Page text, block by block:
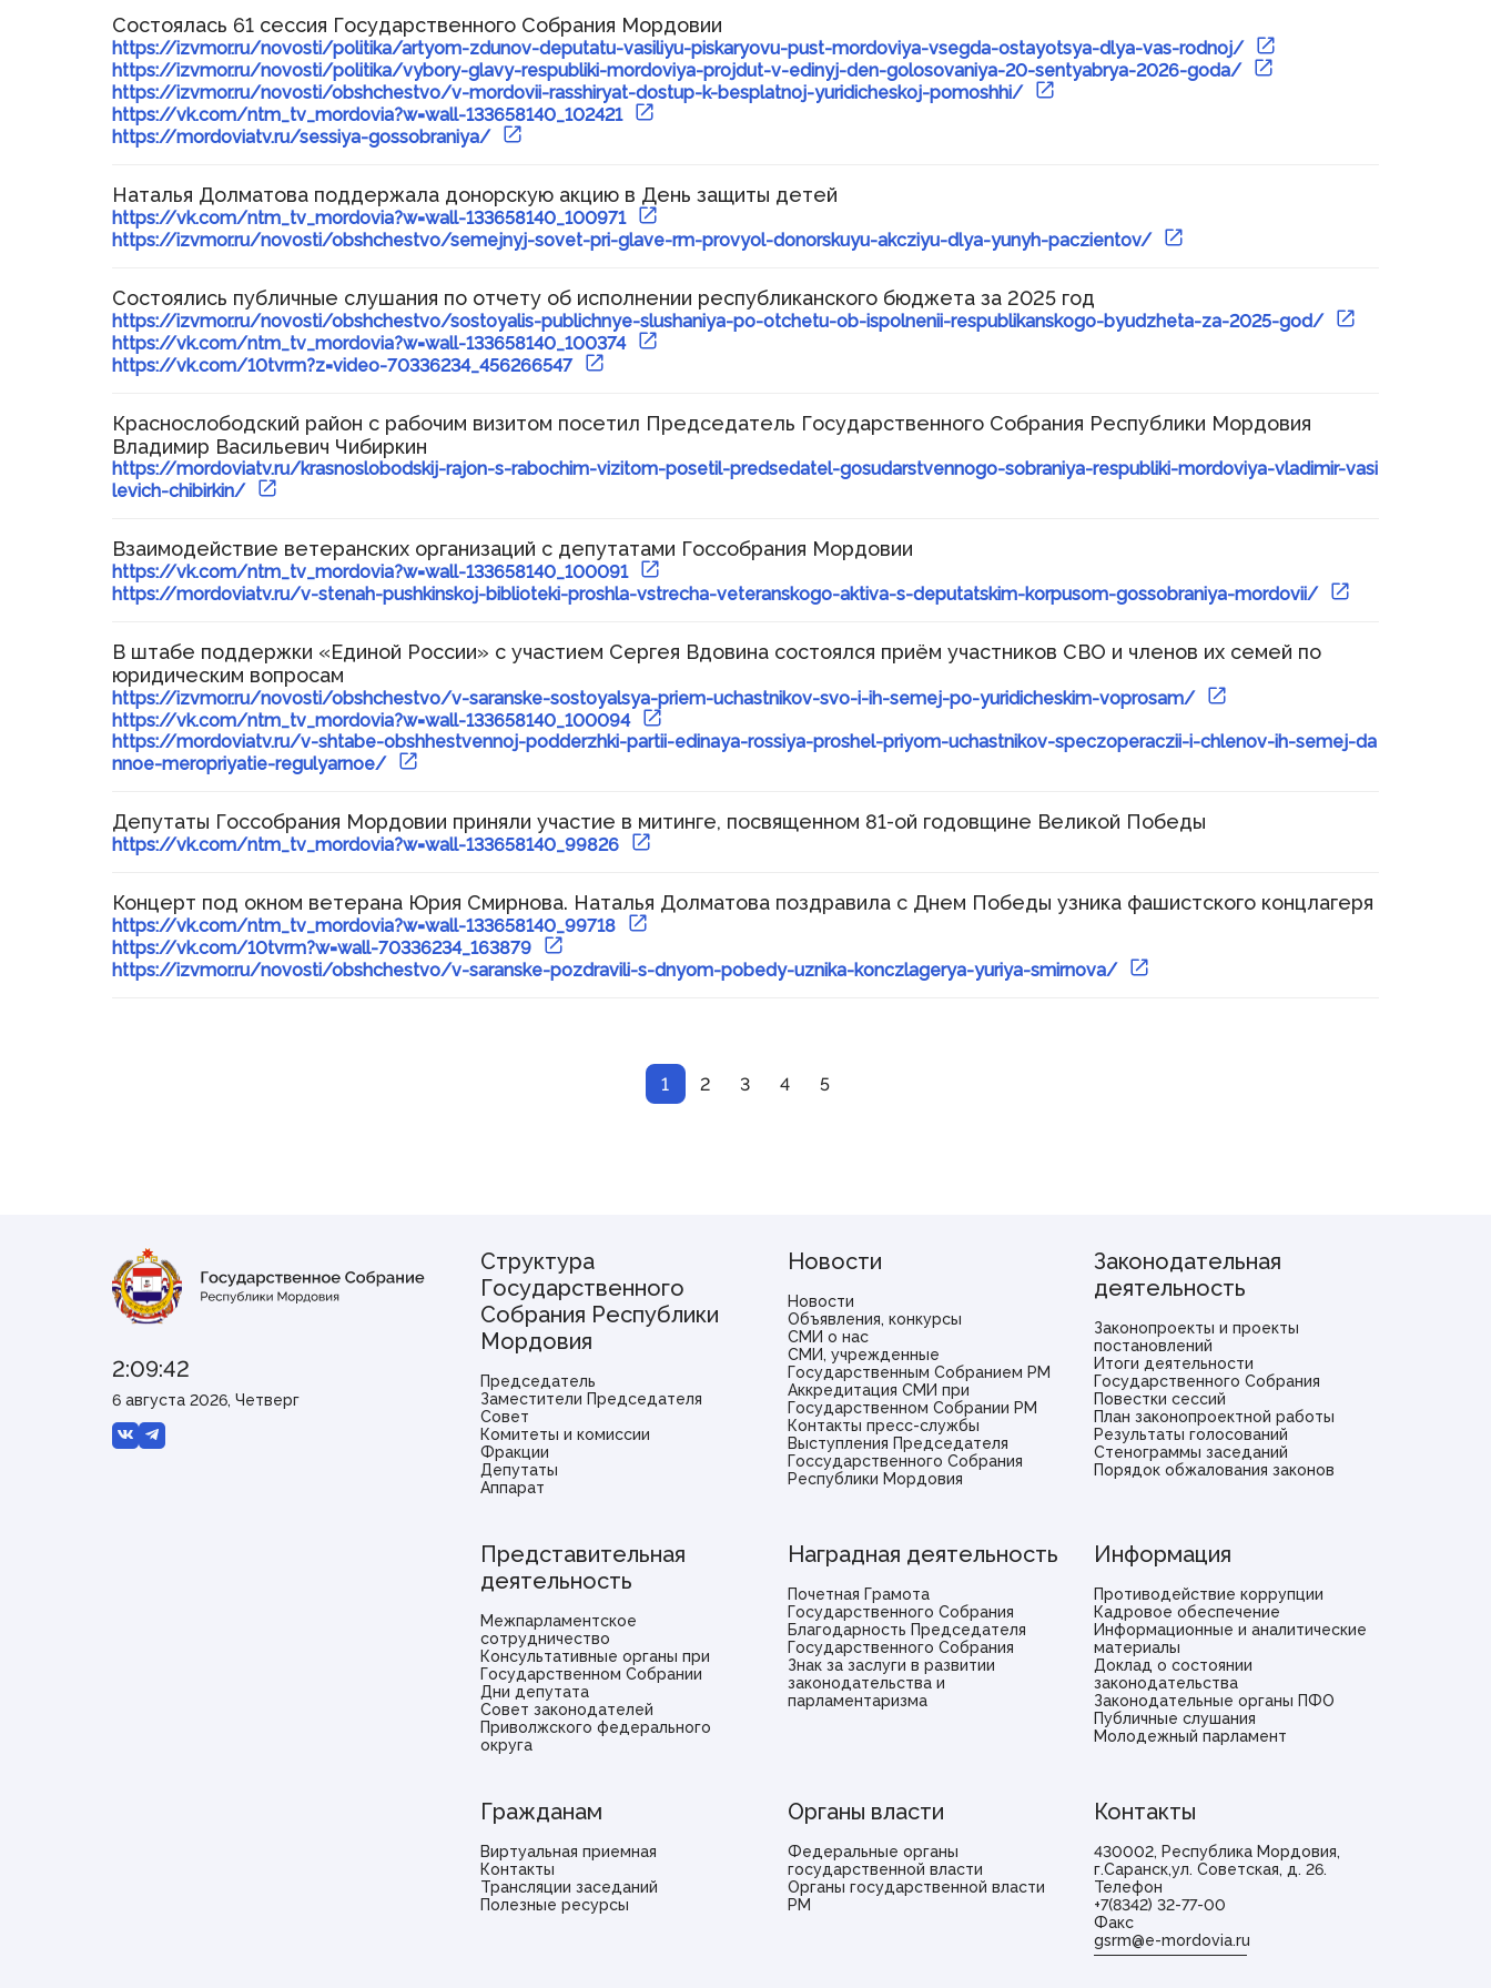
Состоялась 61 сессия Государственного Собрания Мордовии
https://izvmor.ru/novosti/politika/artyom-zdunov-deputatu-vasiliyu-piskaryovu-pust-mordoviya-vsegda-ostayotsya-dlya-vas-rodnoj/
https://izvmor.ru/novosti/politika/vybory-glavy-respubliki-mordoviya-projdut-v-edinyj-den-golosovaniya-20-sentyabrya-2026-goda/
https://izvmor.ru/novosti/obshchestvo/v-mordovii-rasshiryat-dostup-k-besplatnoj-yuridicheskoj-pomoshhi/
https://vk.com/ntm_tv_mordovia?w=wall-133658140_102421
https://mordoviatv.ru/sessiya-gossobraniya/
Наталья Долматова поддержала донорскую акцию в День защиты детей
https://vk.com/ntm_tv_mordovia?w=wall-133658140_100971
https://izvmor.ru/novosti/obshchestvo/semejnyj-sovet-pri-glave-rm-provyol-donorskuyu-akcziyu-dlya-yunyh-paczientov/
Состоялись публичные слушания по отчету об исполнении республиканского бюджета за 2025 год
https://izvmor.ru/novosti/obshchestvo/sostoyalis-publichnye-slushaniya-po-otchetu-ob-ispolnenii-respublikanskogo-byudzheta-za-2025-god/
https://vk.com/ntm_tv_mordovia?w=wall-133658140_100374
https://vk.com/10tvrm?z=video-70336234_456266547
Краснослободский район с рабочим визитом посетил Председатель Государственного Собрания Республики Мордовия
Владимир Васильевич Чибиркин
https://mordoviatv.ru/krasnoslobodskij-rajon-s-rabochim-vizitom-posetil-predsedatel-gosudarstvennogo-sobraniya-respubliki-mordoviya-vladimir-vasi
levich-chibirkin/
Взаимодействие ветеранских организаций с депутатами Госсобрания Мордовии
https://vk.com/ntm_tv_mordovia?w=wall-133658140_100091
https://mordoviatv.ru/v-stenah-pushkinskoj-biblioteki-proshla-vstrecha-veteranskogo-aktiva-s-deputatskim-korpusom-gossobraniya-mordovii/
В штабе поддержки «Единой России» с участием Сергея Вдовина состоялся приём участников СВО и членов их семей по
юридическим вопросам
https://izvmor.ru/novosti/obshchestvo/v-saranske-sostoyalsya-priem-uchastnikov-svo-i-ih-semej-po-yuridicheskim-voprosam/
https://vk.com/ntm_tv_mordovia?w=wall-133658140_100094
https://mordoviatv.ru/v-shtabe-obshhestvennoj-podderzhki-partii-edinaya-rossiya-proshel-priyom-uchastnikov-speczoperaczii-i-chlenov-ih-semej-da
nnoe-meropriyatie-regulyarnoe/
Депутаты Госсобрания Мордовии приняли участие в митинге, посвященном 81-ой годовщине Великой Победы
https://vk.com/ntm_tv_mordovia?w=wall-133658140_99826
Концерт под окном ветерана Юрия Смирнова. Наталья Долматова поздравила с Днем Победы узника фашистского концлагеря
https://vk.com/ntm_tv_mordovia?w=wall-133658140_99718
https://vk.com/10tvrm?w=wall-70336234_163879
https://izvmor.ru/novosti/obshchestvo/v-saranske-pozdravili-s-dnyom-pobedy-uznika-konczlagerya-yuriya-smirnova/
1 2 3 4 5
2:09:42
6 августа 2026, Четверг
Структура
Государственного
Собрания Республики
Мордовия
Председатель
Заместители Председателя
Совет
Комитеты и комиссии
Фракции
Депутаты
Аппарат
Новости
Новости
Объявления, конкурсы
СМИ о нас
СМИ, учрежденные
Государственным Собранием РМ
Аккредитация СМИ при
Государственном Собрании РМ
Контакты пресс-службы
Выступления Председателя
Госсударственного Собрания
Республики Мордовия
Законодательная
деятельность
Законопроекты и проекты
постановлений
Итоги деятельности
Государственного Собрания
Повестки сессий
План законопроектной работы
Результаты голосований
Стенограммы заседаний
Порядок обжалования законов
Представительная
деятельность
Межпарламентское
сотрудничество
Консультативные органы при
Государственном Собрании
Дни депутата
Совет законодателей
Приволжского федерального
округа
Наградная деятельность
Почетная Грамота
Государственного Собрания
Благодарность Председателя
Государственного Собрания
Знак за заслуги в развитии
законодательства и
парламентаризма
Информация
Противодействие коррупции
Кадровое обеспечение
Информационные и аналитические
материалы
Доклад о состоянии
законодательства
Законодательные органы ПФО
Публичные слушания
Молодежный парламент
Гражданам
Виртуальная приемная
Контакты
Трансляции заседаний
Полезные ресурсы
Органы власти
Федеральные органы
государственной власти
Органы государственной власти
РМ
Контакты
430002, Республика Мордовия,
г.Саранск,ул. Советская, д. 26.
Телефон
+7(8342) 32-77-00
Факс
gsrm@e-mordovia.ru